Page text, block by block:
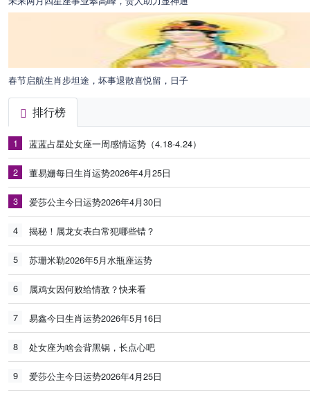
春节启航生肖步坦途，坏事退散喜悦留，日子
排行榜
1 蓝蓝占星处女座一周感情运势（4.18-4.24）
2 董易姗每日生肖运势2026年4月25日
3 爱莎公主今日运势2026年4月30日
4 揭秘！属龙女表白常犯哪些错？
5 苏珊米勒2026年5月水瓶座运势
6 属鸡女因何败给情敌？快来看
7 易鑫今日生肖运势2026年5月16日
8 处女座为啥会背黑锅，长点心吧
9 爱莎公主今日运势2026年4月25日